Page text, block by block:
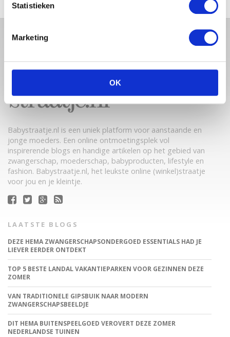
Statistieken
Marketing
OK
Babystraatje.nl is een uniek platform voor aanstaande en
jonge moeders. Een online ontmoetingsplek vol
inspirerende blogs en handige artikelen op het gebied van
zwangerschap, moederschap, babyproducten, lifestyle en
fashion. Babystraatje.nl, het leukste online (winkel)straatje
voor jou en je kleintje.
LAATSTE BLOGS
DEZE HEMA ZWANGERSCHAPSONDERGOED ESSENTIALS HAD JE
LIEVER EERDER ONTDEKT
TOP 5 BESTE LANDAL VAKANTIEPARKEN VOOR GEZINNEN DEZE
ZOMER
VAN TRADITIONELE GIPSBUIK NAAR MODERN
ZWANGERSCHAPSBEELDJE
DIT HEMA BUITENSPEELGOED VEROVERT DEZE ZOMER
NEDERLANDSE TUINEN